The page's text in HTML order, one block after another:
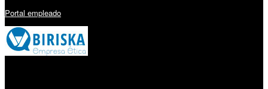
Portal empleado